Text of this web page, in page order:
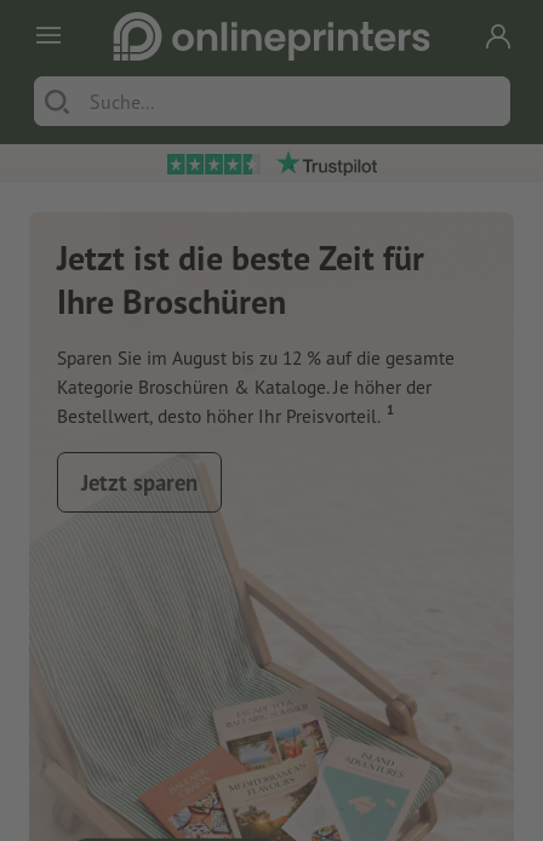
Jetzt ist die beste Zeit für
Ihre Broschüren
Sparen Sie im August bis zu 12 % auf die gesamte
Kategorie Broschüren & Kataloge. Je höher der
Bestellwert, desto höher Ihr Preisvorteil. 1
Jetzt sparen